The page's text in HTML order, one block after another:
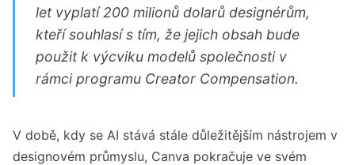
let vyplatí 200 milionů dolarů designérům,
kteří souhlasí s tím, že jejich obsah bude
použit k výcviku modelů společnosti v
rámci programu Creator Compensation.
V době, kdy se AI stává stále důležitějším nástrojem v
designovém průmyslu, Canva pokračuje ve svém